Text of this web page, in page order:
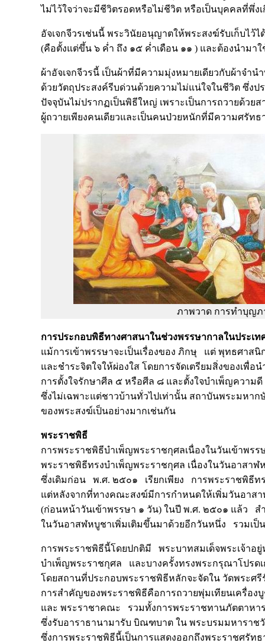
ไม่ไว้ใจว่าจะมีชีวิตรอดหรือไม่ชีวิต หรือเป็นบุคคลที่พึ่
อัจเจกจีวรเช่นนี้ พระวินัยอนุญาตให้พระสงฆ์รับเก็บไว้
(คือตั้งแต่ขึ้น ๖ ค่ำ ถึง ๑๕ ค่ำเดือน ๑๑ ) และต้องนำมา
ผ้าอัจเจกจีวรนี้ เป็นผ้าที่มีความมุ่งหมายเดียวกับผ้าจำน
ด้วยวัตถุประสงค์รีบด่วนด้วยความไม่แน่ใจในชีวิต ซึ่ง
ปัจจุบันไม่ปรากฏเป็นพิธีใหญ่ เพราะเป็นการถวายด้วย
ผู้ถวายเพียงคนเดียวและเป็นคนป่วยหนักที่มีความศรัท
ภาพวาด การทำบุญ
การประกอบพิธีทางศาสนาในช่วงพรรษากาลในประเท
แม้การเข้าพรรษาจะเป็นเรื่องของ ภิกษุ แต่ พุทธศาส
และชำระจิตใจให้ผ่องใส โดยการจัดเตรียมสิ่งของเพื่อ
การตั้งใจรักษาศีล ๕ หรือศีล ๘ และตั้งใจบำเพ็ญความ
ซึ่งไม่เฉพาะแต่ชาวบ้านทั่วไปเท่านั้น สถาบันพระมหา
ของพระสงฆ์เป็นอย่างมากเช่นกัน
พระราชพิธี
การพระราชพิธีบำเพ็ญพระราชกุศลเนื่องในวันเข้าพร
พระราชพิธีทรงบำเพ็ญพระราชกุศล เนื่องในวันอาสา
ซึ่งเดิมก่อน พ.ศ. ๒๕๐๑ เรียกเพียง การพระราชพิธีท
แต่หลังจากที่ทางคณะสงฆ์มีการกำหนดให้เพิ่มวันอา
(ก่อนหน้าวันเข้าพรรษา ๑ วัน) ในปี พ.ศ. ๒๕๐๑ แล้ว ส
ในวันอาสฬหบูชาเพิ่มเติมขึ้นมาด้วยอีกวันหนึ่ง รวมเป็
การพระราชพิธีนี้โดยปกติมี พระบาทสมเด็จพระเจ้าอ
บำเพ็ญพระราชกุศล และบางครั้งทรงพระกรุณาโปรด
โดยสถานที่ประกอบพระราชพิธีหลักจะจัดใน วัดพระ
การสำคัญของพระราชพิธีคือการถวายพุ่มเทียนเครื่อง
และ พระราชาคณะ รวมทั้งการพระราชทานภัตตา
ซึ่งรับอาราธานามารับ บิณฑบาต ใน พระบรมมหาราช
ซึ่งการพระราชพิธีนี้เป็นการแสดงออกถึงพระราชศรั